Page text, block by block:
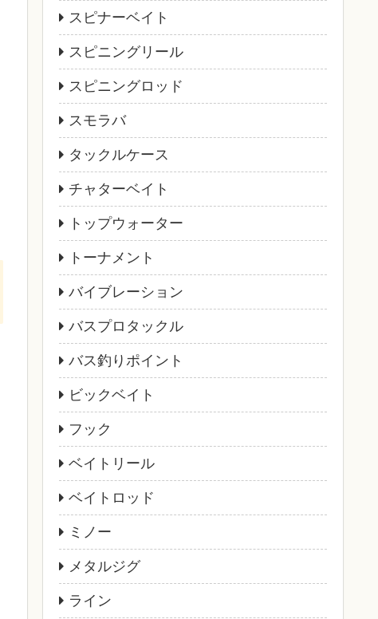
スピナーベイト
スピニングリール
スピニングロッド
スモラバ
タックルケース
チャターベイト
トップウォーター
トーナメント
バイブレーション
バスプロタックル
バス釣りポイント
ビックベイト
フック
ベイトリール
ベイトロッド
ミノー
メタルジグ
ライン